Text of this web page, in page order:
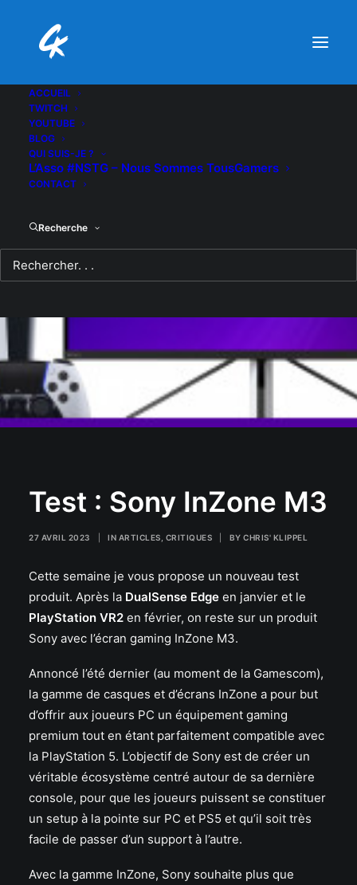
ACCUEIL
TWITCH
YOUTUBE
BLOG
QUI SUIS-JE ?
L’Asso #NSTG – Nous Sommes TousGamers
CONTACT
Recherche
Test : Sony InZone M3
27 AVRIL 2023 IN ARTICLES CRITIQUES BY CHRIS' KLIPPEL
Cette semaine je vous propose un nouveau test
produit. Après la DualSense Edge en janvier et le
PlayStation VR2 en février, on reste sur un produit
Sony avec l’écran gaming InZone M3.
Annoncé l’été dernier (au moment de la Gamescom),
la gamme de casques et d’écrans InZone a pour but
d’offrir aux joueurs PC un équipement gaming
premium tout en étant parfaitement compatible avec
la PlayStation 5. L’objectif de Sony est de créer un
véritable écosystème centré autour de sa dernière
console, pour que les joueurs puissent se constituer
un setup à la pointe sur PC et PS5 et qu’il soit très
facile de passer d’un support à l’autre.
Avec la gamme InZone, Sony souhaite plus que